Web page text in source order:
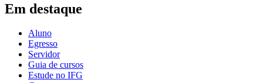
Em destaque
Aluno
Egresso
Servidor
Guia de cursos
Estude no IFG